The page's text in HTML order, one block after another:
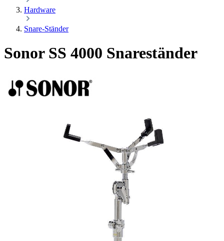
Hardware
Snare-Ständer
Sonor SS 4000 Snareständer